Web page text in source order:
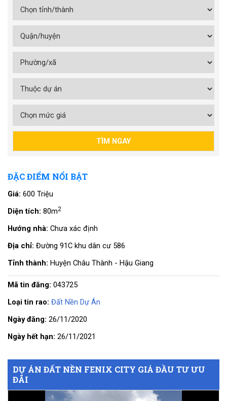
DỰ ÁN ĐẤT NỀN FENIX CITY GIÁ ĐẦU TƯ ƯU
ĐÃI
ĐẶC ĐIỂM NỔI BẬT
Giá: 600 Triệu
Diện tích: 80m2
Hướng nhà: Chưa xác định
Địa chỉ: Đường 91C khu dân cư 586
Tỉnh thành: Huyện Châu Thành - Hậu Giang
Mã tin đăng: 043725
Loại tin rao: Đất Nền Dự Án
Ngày đăng: 26/11/2020
Ngày hết hạn: 26/11/2021